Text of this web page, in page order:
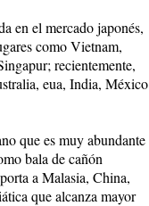
en el mercado japonés,
como Vietnam,
recientemente,
eua, India, México
que es muy abundante
bala de cañón
a Malasia, China,
que alcanza mayor